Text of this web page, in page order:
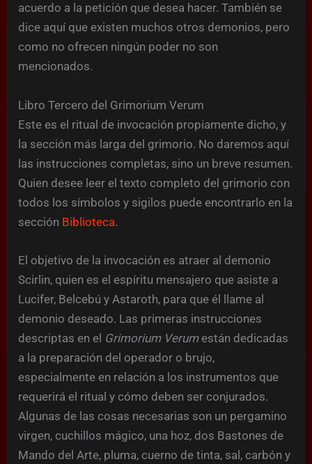
acuerdo a la petición que desea hacer. También se
dice aquí que existen muchos otros demonios, pero
como no ofrecen ningún poder no son
mencionados.
Libro Tercero del Grimorium Verum
Este es el ritual de invocación propiamente dicho, y
la sección más larga del grimorio. No daremos aquí
las instrucciones completas, sino un breve resumen.
Quien desee leer el texto completo del grimorio con
todos los símbolos y sigilos puede encontrarlo en la
sección Biblioteca.
El objetivo de la invocación es atraer al demonio
Scirlin, quien es el espíritu mensajero que asiste a
Lucifer, Belcebú y Astaroth, para que él llame al
demonio deseado. Las primeras instrucciones
descriptas en el Grimorium Verumestán dedicadas
a la preparación del operador o brujo,
especialmente en relación a los instrumentos que
requerirá el ritual y cómo deben ser conjurados.
Algunas de las cosas necesarias son un pergamino
virgen, cuchillos mágico, una hoz, dos Bastones de
Mando del Arte, pluma, cuerno de tinta, sal, carbón y